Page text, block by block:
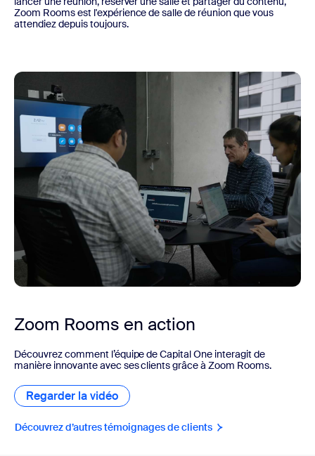
Zoom Rooms est l'expérience de salle de réunion que vous
attendiez depuis toujours.
Zoom Rooms en action
Découvrez comment l’équipe de Capital One interagit de
manière innovante avec ses clients grâce à Zoom Rooms.
Regarder la vidéo Regarder la vidéo
Découvrez d’autres témoignages de clients Découvrez d’autres